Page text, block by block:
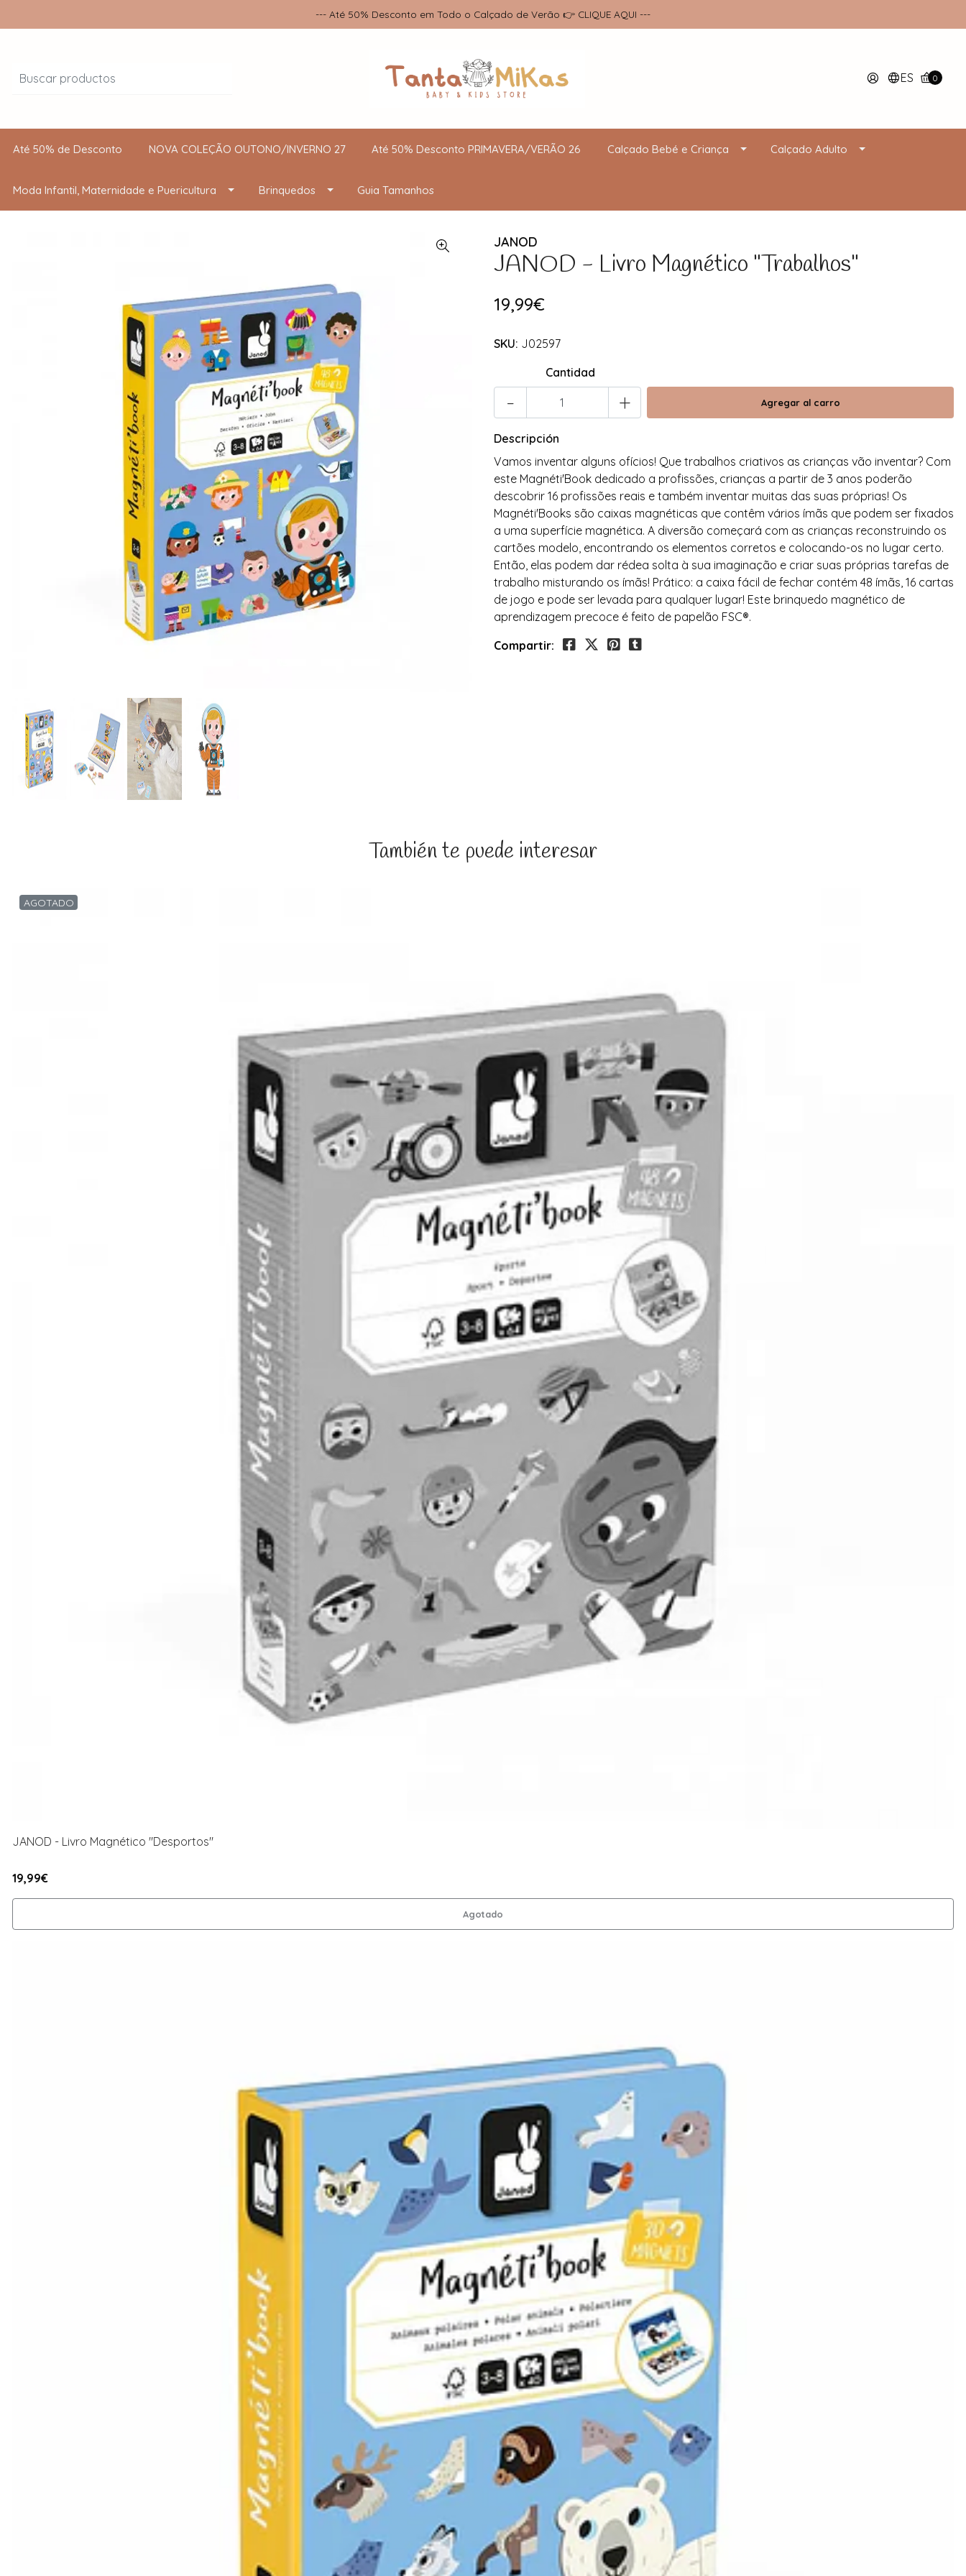
--- Até 50% Desconto em Todo o Calçado de Verão 👉 CLIQUE AQUI ---
ES 0
Até 50% de Desconto NOVA COLEÇÃO OUTONO/INVERNO 27 Até 50% Desconto PRIMAVERA/VERÃO 26 Calçado Bebé e Criança Calçado Adulto
Moda Infantil, Maternidade e Puericultura Brinquedos Guia Tamanhos
JANOD
JANOD - Livro Magnético "Trabalhos"
19,99€
SKU: J02597
Cantidad
- +
Descripción
Vamos inventar alguns ofícios! Que trabalhos criativos as crianças vão inventar? Com ​​
este Magnéti'Book dedicado a profissões, crianças a partir de 3 anos poderão
descobrir 16 profissões reais e também inventar muitas das suas próprias! Os
Magnéti'Books são caixas magnéticas que contêm vários ímãs que podem ser fixados
a uma superfície magnética. A diversão começará com as crianças reconstruindo os
cartões modelo, encontrando os elementos corretos e colocando-os no lugar certo.
Então, elas podem dar rédea solta à sua imaginação e criar suas próprias tarefas de
trabalho misturando os ímãs! Prático: a caixa fácil de fechar contém 48 ímãs, 16 cartas
de jogo e pode ser levada para qualquer lugar! Este brinquedo magnético de
aprendizagem precoce é feito de papelão FSC®.
Compartir:
También te puede interesar
AGOTADO
JANOD - Livro Magnético "Desportos"
19,99€
Agotado